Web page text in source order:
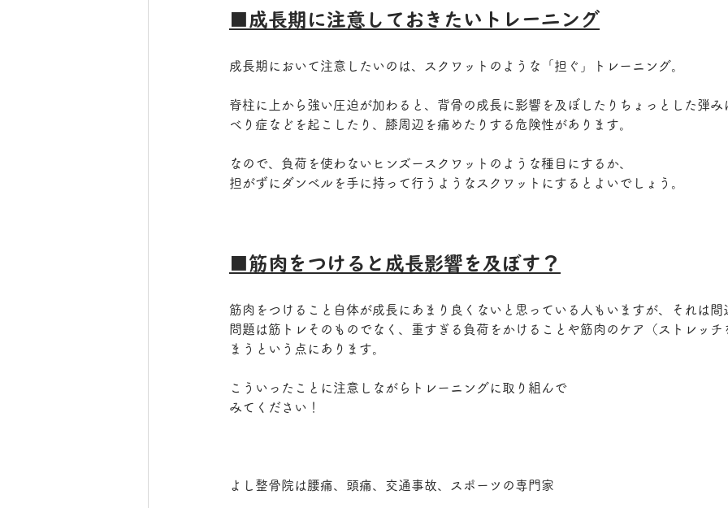
■成長期に注意しておきたいトレーニング
成長期において注意したいのは、スクワットのような「担ぐ」トレーニング。
脊柱に上から強い圧迫が加わると、背骨の成長に影響を及ぼしたりちょっとした弾み
べり症などを起こしたり、膝周辺を痛めたりする危険性があります。
なので、負荷を使わないヒンズースクワットのような種目にするか、
担がずにダンベルを手に持って行うようなスクワットにするとよいでしょう。
■筋肉をつけると成長影響を及ぼす？
筋肉をつけること自体が成長にあまり良くないと思っている人もいますが、それは間
問題は筋トレそのものでなく、重すぎる負荷をかけることや筋肉のケア（ストレッチ
まうという点にあります。
こういったことに注意しながらトレーニングに取り組んで
みてください！
よし整骨院は腰痛、頭痛、交通事故、スポーツの専門家